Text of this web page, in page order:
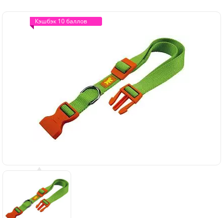
Кэшбэк 10 баллов
Кэшбэк 10 баллов